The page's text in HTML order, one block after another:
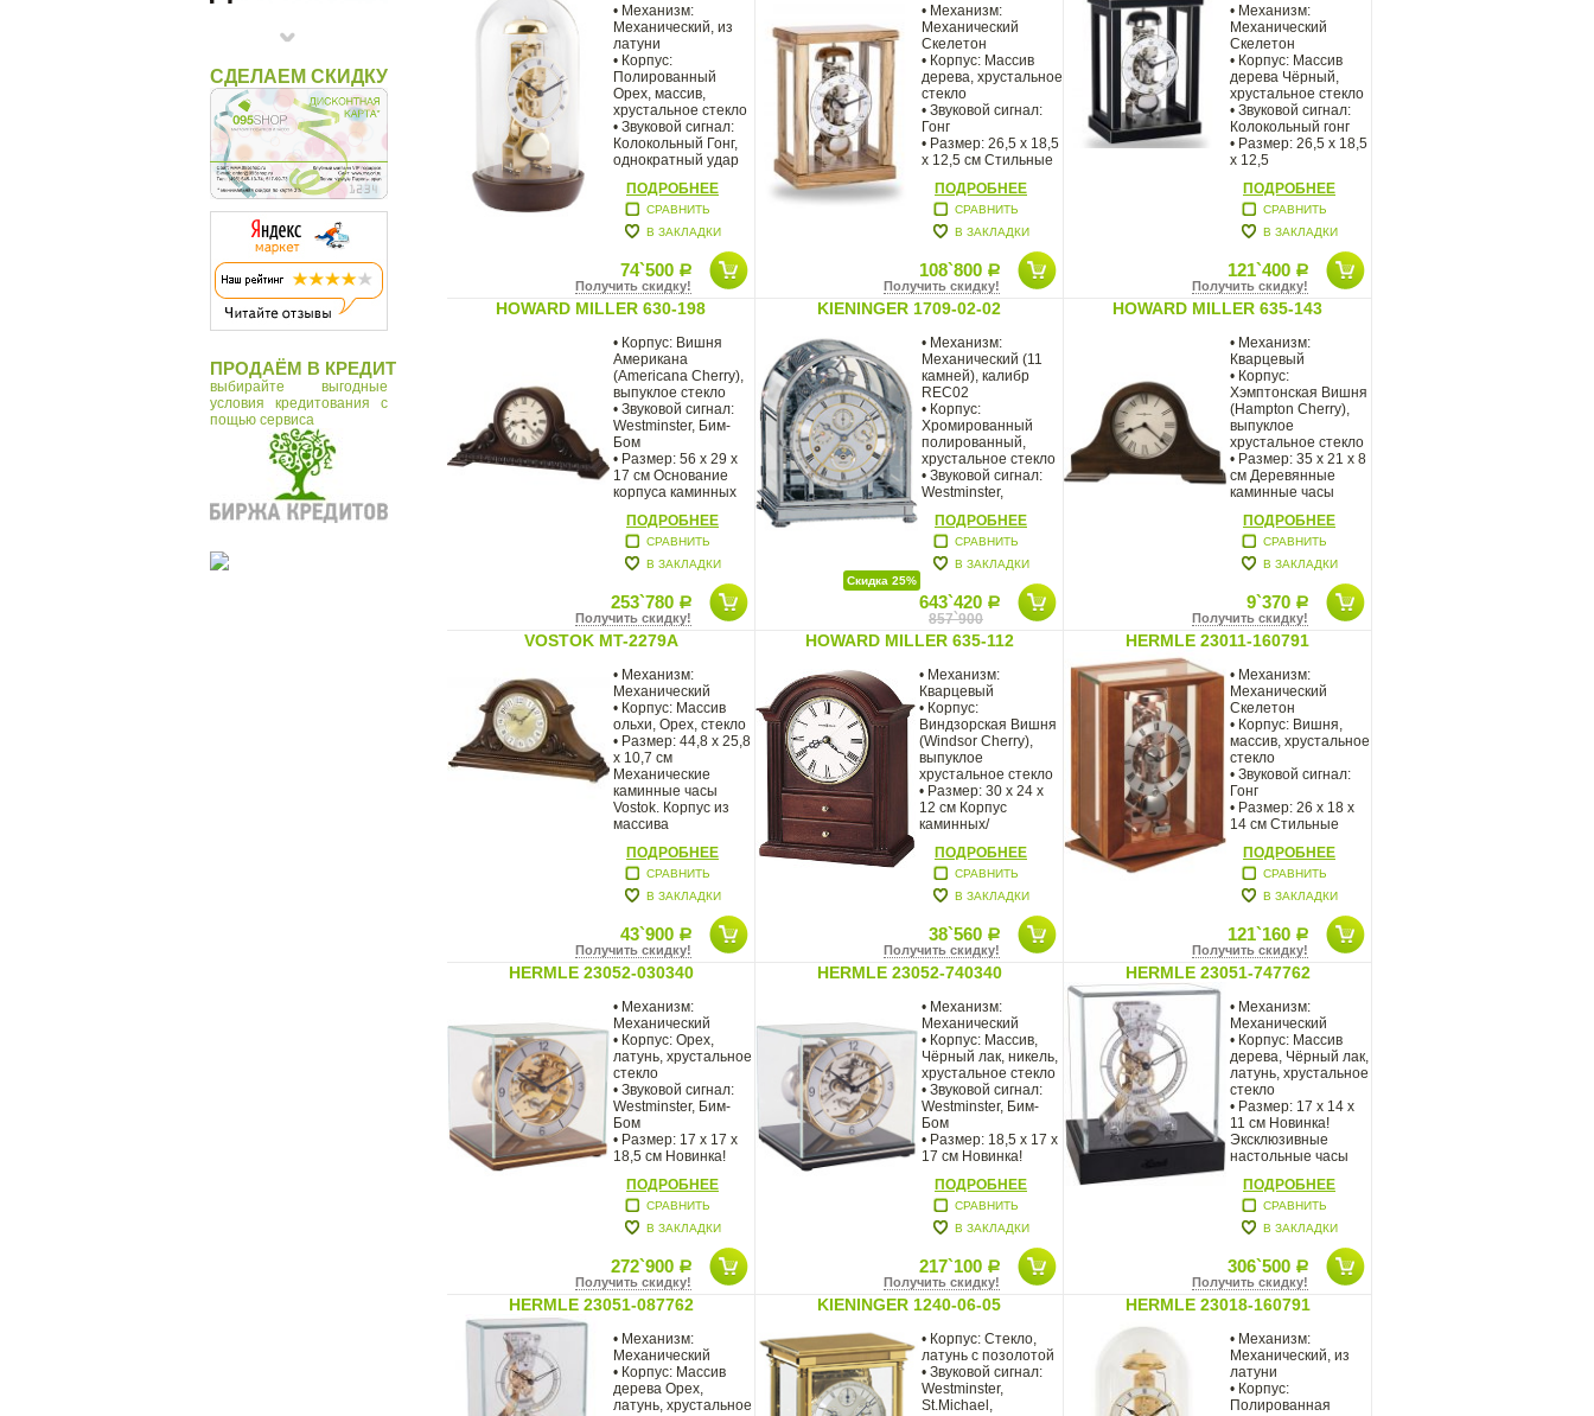
СДЕЛАЕМ СКИДКУ
ПРОДАЁМ В КРЕДИТ
выбирайте выгодные
условия кредитования с
пощью сервиса
• Механизм:
Механический, из
латуни
• Корпус:
Полированный
Орех, массив,
хрустальное стекло
• Звуковой сигнал:
Колокольный Гонг,
однократный удар
ПОДРОБНЕЕ
СРАВНИТЬ
В ЗАКЛАДКИ
74`500 Р
Получить скидку!
• Механизм:
Механический
Скелетон
• Корпус: Массив
дерева, хрустальное
стекло
• Звуковой сигнал:
Гонг
• Размер: 26,5 х 18,5
х 12,5 см Стильные
ПОДРОБНЕЕ
СРАВНИТЬ
В ЗАКЛАДКИ
108`800 Р
Получить скидку!
• Механизм:
Механический
Скелетон
• Корпус: Массив
дерева Чёрный,
хрустальное стекло
• Звуковой сигнал:
Колокольный гонг
• Размер: 26,5 х 18,5
х 12,5
ПОДРОБНЕЕ
СРАВНИТЬ
В ЗАКЛАДКИ
121`400 Р
Получить скидку!
HOWARD MILLER 630-198
• Корпус: Вишня
Американа
(Americana Cherry),
выпуклое стекло
• Звуковой сигнал:
Westminster, Бим-
Бом
• Размер: 56 х 29 х
17 см Основание
корпуса каминных
ПОДРОБНЕЕ
СРАВНИТЬ
В ЗАКЛАДКИ
253`780 Р
Получить скидку!
KIENINGER 1709-02-02
• Механизм:
Механический (11
камней), калибр
REC02
• Корпус:
Хромированный
полированный,
хрустальное стекло
• Звуковой сигнал:
Westminster,
Whittington
ПОДРОБНЕЕ
СРАВНИТЬ
В ЗАКЛАДКИ
643`420 Р
857`900
Скидка 25%
HOWARD MILLER 635-143
• Механизм:
Кварцевый
• Корпус:
Хэмптонская Вишня
(Hampton Cherry),
выпуклое
хрустальное стекло
• Размер: 35 х 21 х 8
см Деревянные
каминные часы
'HUMPHREY'
ПОДРОБНЕЕ
СРАВНИТЬ
В ЗАКЛАДКИ
9`370 Р
Получить скидку!
VOSTOK MT-2279A
• Механизм:
Механический
• Корпус: Массив
ольхи, Орех, стекло
• Размер: 44,8 х 25,8
х 10,7 см
Механические
каминные часы
Vostok. Корпус из
массива
ПОДРОБНЕЕ
СРАВНИТЬ
В ЗАКЛАДКИ
43`900 Р
Получить скидку!
HOWARD MILLER 635-112
• Механизм:
Кварцевый
• Корпус:
Виндзорская Вишня
(Windsor Cherry),
выпуклое
хрустальное стекло
• Размер: 30 х 24 х
12 см Корпус
каминных/
Howard
ПОДРОБНЕЕ
СРАВНИТЬ
В ЗАКЛАДКИ
38`560 Р
Получить скидку!
HERMLE 23011-160791
• Механизм:
Механический
Скелетон
• Корпус: Вишня,
массив, хрустальное
стекло
• Звуковой сигнал:
Гонг
• Размер: 26 х 18 х
14 см Стильные
ПОДРОБНЕЕ
СРАВНИТЬ
В ЗАКЛАДКИ
121`160 Р
Получить скидку!
HERMLE 23052-030340
• Механизм:
Механический
• Корпус: Орех,
латунь, хрустальное
стекло
• Звуковой сигнал:
Westminster, Бим-
Бом
• Размер: 17 х 17 х
18,5 см Новинка!
ПОДРОБНЕЕ
СРАВНИТЬ
В ЗАКЛАДКИ
272`900 Р
Получить скидку!
HERMLE 23052-740340
• Механизм:
Механический
• Корпус: Массив,
Чёрный лак, никель,
хрустальное стекло
• Звуковой сигнал:
Westminster, Бим-
Бом
• Размер: 18,5 х 17 х
17 см Новинка!
ПОДРОБНЕЕ
СРАВНИТЬ
В ЗАКЛАДКИ
217`100 Р
Получить скидку!
HERMLE 23051-747762
• Механизм:
Механический
• Корпус: Массив
дерева, Чёрный лак,
латунь, хрустальное
стекло
• Размер: 17 х 14 х
11 см Новинка!
Эксклюзивные
настольные часы
ПОДРОБНЕЕ
СРАВНИТЬ
В ЗАКЛАДКИ
306`500 Р
Получить скидку!
HERMLE 23051-087762
• Механизм:
Механический
• Корпус: Массив
дерева Орех,
латунь, хрустальное
KIENINGER 1240-06-05
• Корпус: Стекло,
латунь с пoзолотой
• Звуковой сигнал:
Westminster,
St.Michael,
HERMLE 23018-160791
• Механизм:
Механический, из
латуни
• Корпус:
Полированная